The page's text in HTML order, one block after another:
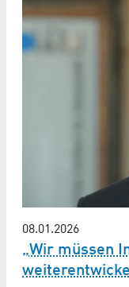
08.01.2026
„Wir müssen